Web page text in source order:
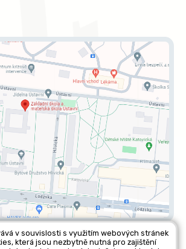
v souvislosti s využitím webových stránek
která jsou nezbytně nutná pro zajištění